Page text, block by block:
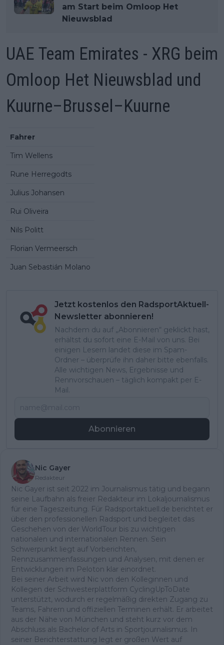
am Start beim Omloop Het
Nieuwsblad
UAE Team Emirates - XRG beim
Omloop Het Nieuwsblad und
Kuurne–Brussel–Kuurne
Fahrer
Tim Wellens
Rune Herregodts
Julius Johansen
Rui Oliveira
Nils Politt
Florian Vermeersch
Juan Sebastián Molano
Jetzt kostenlos den RadsportAktuell-
Newsletter abonnieren!
Nachdem du auf „Abonnieren“ geklickt hast,
erhältst du sofort eine E-Mail von uns. Bei
einigen Lesern landet diese im Spam-
Ordner – überprüfe ihn daher bitte ebenfalls.
Alle wichtigen News, Ergebnisse und
Rennvorschauen – täglich kompakt per E-
Mail.
Abonnieren
Nic Gayer
Redakteur
Nic Gayer ist seit 2022 im Journalismus tätig und begann
seine Laufbahn als freier Redakteur im Lokaljournalismus
für eine Tageszeitung. Für Radsportaktuell.de berichtet er
über den professionellen Radsport und begleitet das
Geschehen von der WorldTour bis zu wichtigen
nationalen und internationalen Rennen. Sein
Schwerpunkt liegt auf Vorberichten,
Rennzusammenfassungen und Analysen, mit denen er
Entwicklungen im Peloton klar einordnet.
Bei seiner Arbeit wird Nic von den Kolleginnen und
Kollegen der Schwesterplattform CyclingUpToDate
unterstützt, wodurch er regelmäßig direkten Zugang zu
Teams, Fahrern und offiziellen Terminen erhält. Er arbeitet
aus der Nähe von München und steht kurz vor dem
Abschluss als Bachelor of Arts in Sportjournalismus. In
seiner Berichterstattung legt er großen Wert auf